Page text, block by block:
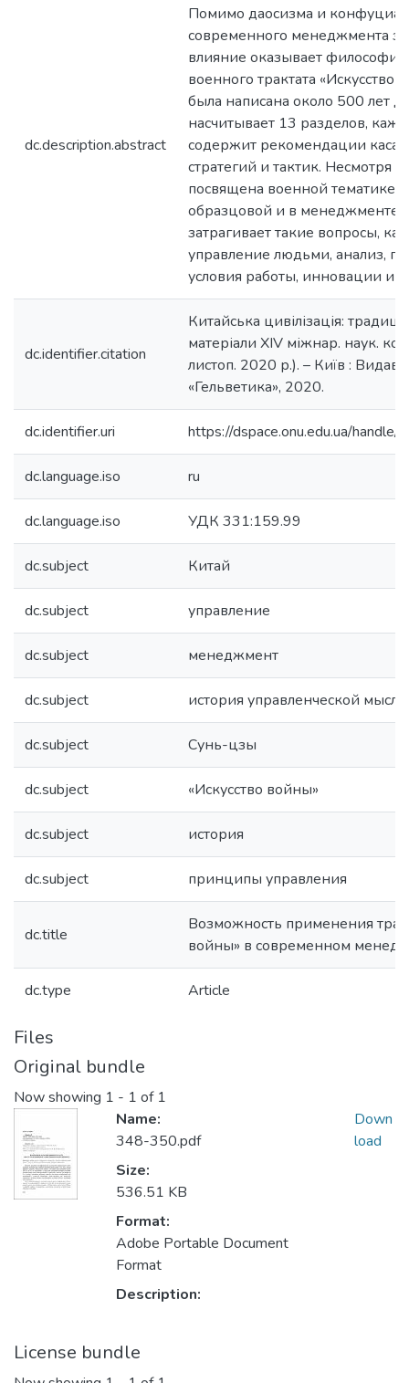
dc.description.abstract
Помимо даосизма и
современного менеджмента
влияние оказывает
военного трактата «Искусство
была написана около 500 лет
насчитывает 13 разделов,
содержит рекомендации
стратегий и тактик. Несмотря
посвящена военной тематике,
образцовой и в менеджменте.
затрагивает такие вопросы,
управление людьми, анализ,
условия работы, инновации и
dc.identifier.citation
Китайська цивілізація: традиції
матеріали XIV міжнар. наук.
листоп. 2020 р.). – Київ :
«Гельветика», 2020.
dc.identifier.uri https://dspace.onu.edu.ua/
dc.language.iso ru
dc.language.iso УДК 331:159.99
dc.subject Китай
dc.subject управление
dc.subject менеджмент
dc.subject история управленческой мысли
dc.subject Сунь-цзы
dc.subject «Искусство войны»
dc.subject история
dc.subject принципы управления
dc.title
Возможность применения
войны» в современном
dc.type Article
Files
Original bundle
Now showing 1 - 1 of 1
Name:
348-350.pdf
Size:
536.51 KB
Format:
Adobe Portable Document
Format
Description:
Down
load
License bundle